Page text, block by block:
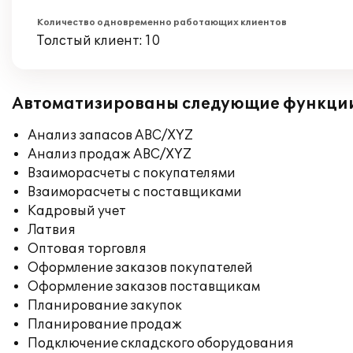
Количество одновременно работающих клиентов
Толстый клиент: 10
Автоматизированы следующие
Анализ запасов ABC/XYZ
Анализ продаж ABC/XYZ
Взаиморасчеты с покупателями
Взаиморасчеты с поставщиками
Кадровый учет
Латвия
Оптовая торговля
Оформление заказов покупателей
Оформление заказов поставщикам
Планирование закупок
Планирование продаж
Подключение складского оборудования